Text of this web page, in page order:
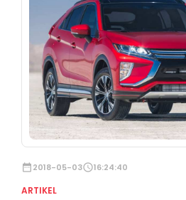
date_range2018-05-03schedule16:24:40
ARTIKEL